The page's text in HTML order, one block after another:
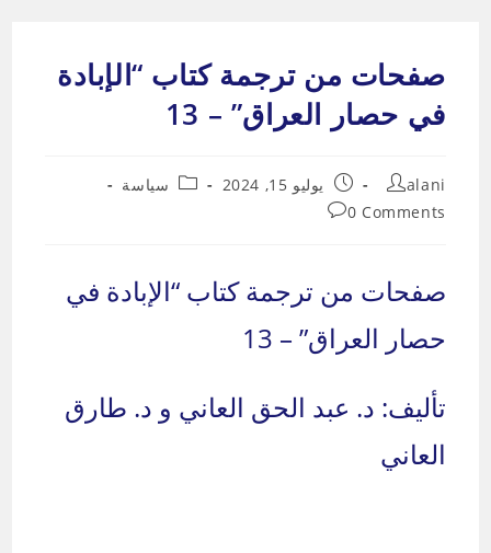
صفحات من ترجمة كتاب “الإبادة
في حصار العراق” – 13
Post
author:
alani
Post
published:
يوليو 15, 2024
Postسياسة
Post
0 Comments
صفحات من ترجمة كتاب “الإبادة في
حصار العراق” – 13
تأليف: د. عبد الحق العاني و د. طارق
العاني